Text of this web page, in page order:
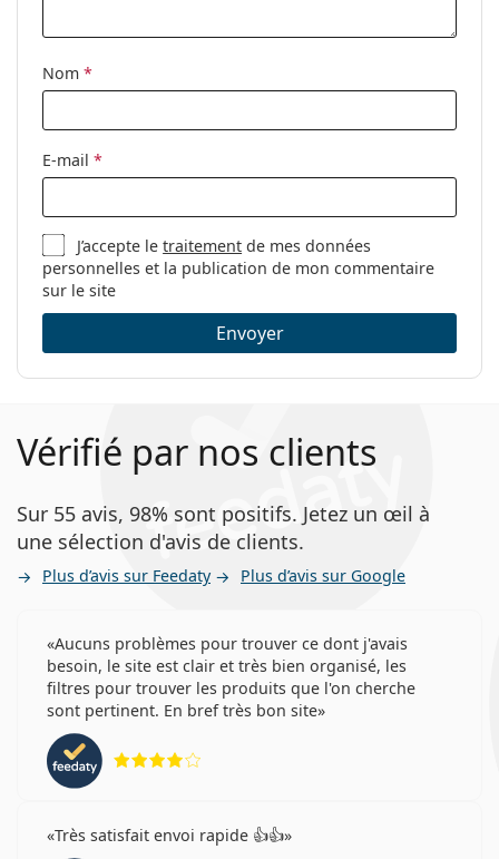
Nom *
E-mail *
J’accepte letraitement de mes données
personnelles et la publication de mon commentaire
sur le site
Envoyer
Vérifié par nos clients
Sur 55 avis, 98% sont positifs. Jetez un œil à
une sélection d'avis de clients.
Plus d’avis sur Feedaty Plus d’avis sur Google
Aucuns problèmes pour trouver ce dont j'avais
besoin, le site est clair et très bien organisé, les
filtres pour trouver les produits que l'on cherche
sont pertinent. En bref très bon site
Très satisfait envoi rapide 👍👍